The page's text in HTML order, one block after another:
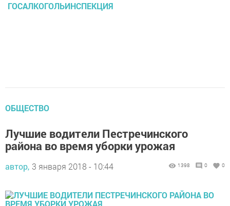
ГОСАЛКОГОЛЬИНСПЕКЦИЯ
ОБЩЕСТВО
Лучшие водители Пестречинского
района во время уборки урожая
автор, 3 января 2018 - 10:44 1398 0 0